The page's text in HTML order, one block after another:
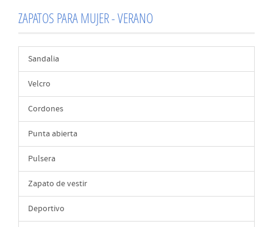
ZAPATOS PARA MUJER - VERANO
Sandalia
Velcro
Cordones
Punta abierta
Pulsera
Zapato de vestir
Deportivo